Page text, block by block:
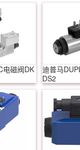
电磁阀DK
迪普马
DS2